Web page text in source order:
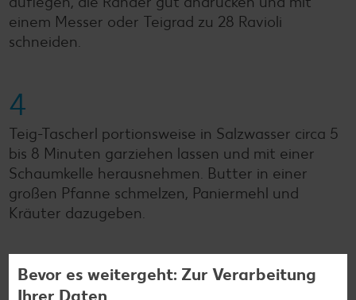
einem Messer oder Teigrad zu 28 Ravioli
schneiden.
4
Teig-Tascherl portionsweise in Salzwasser circa 5
bis 8 Minuten garziehen lassen und mit einer
Schaumkelle herausnehmen. Butter in einer
großen Pfanne schmelzen, Paniermehl und
Kräuter dazugeben.
5
Bevor es weitergeht: Zur Verarbeitung
Ihrer Daten